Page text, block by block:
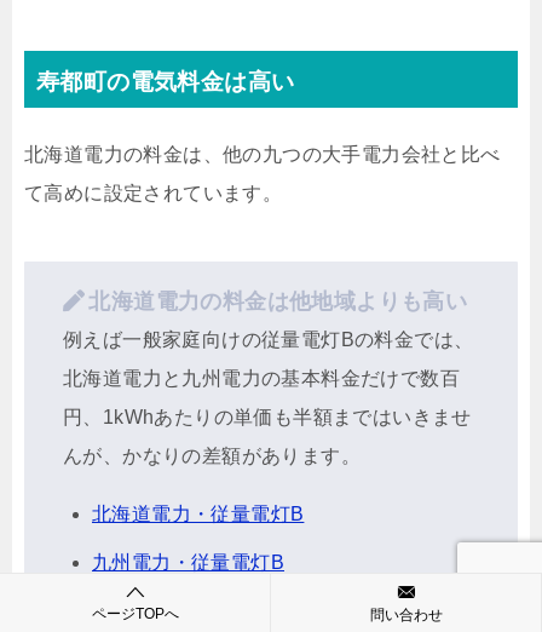
寿都町の電気料金は高い
北海道電力の料金は、他の九つの大手電力会社と比べ
て高めに設定されています。
北海道電力の料金は他地域よりも高い
例えば一般家庭向けの従量電灯Bの料金では、
北海道電力と九州電力の基本料金だけで数百
円、1kWhあたりの単価も半額まではいきませ
んが、かなりの差額があります。
北海道電力・従量電灯B
九州電力・従量電灯B
ページTOPへ 問い合わせ